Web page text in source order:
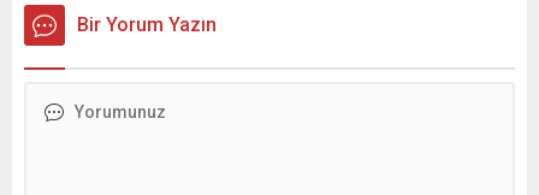
soruşturma kapsamında,
hakkındaki ihbarlar üzerine
Başkanı Erdal
Bir Yorum Yazın